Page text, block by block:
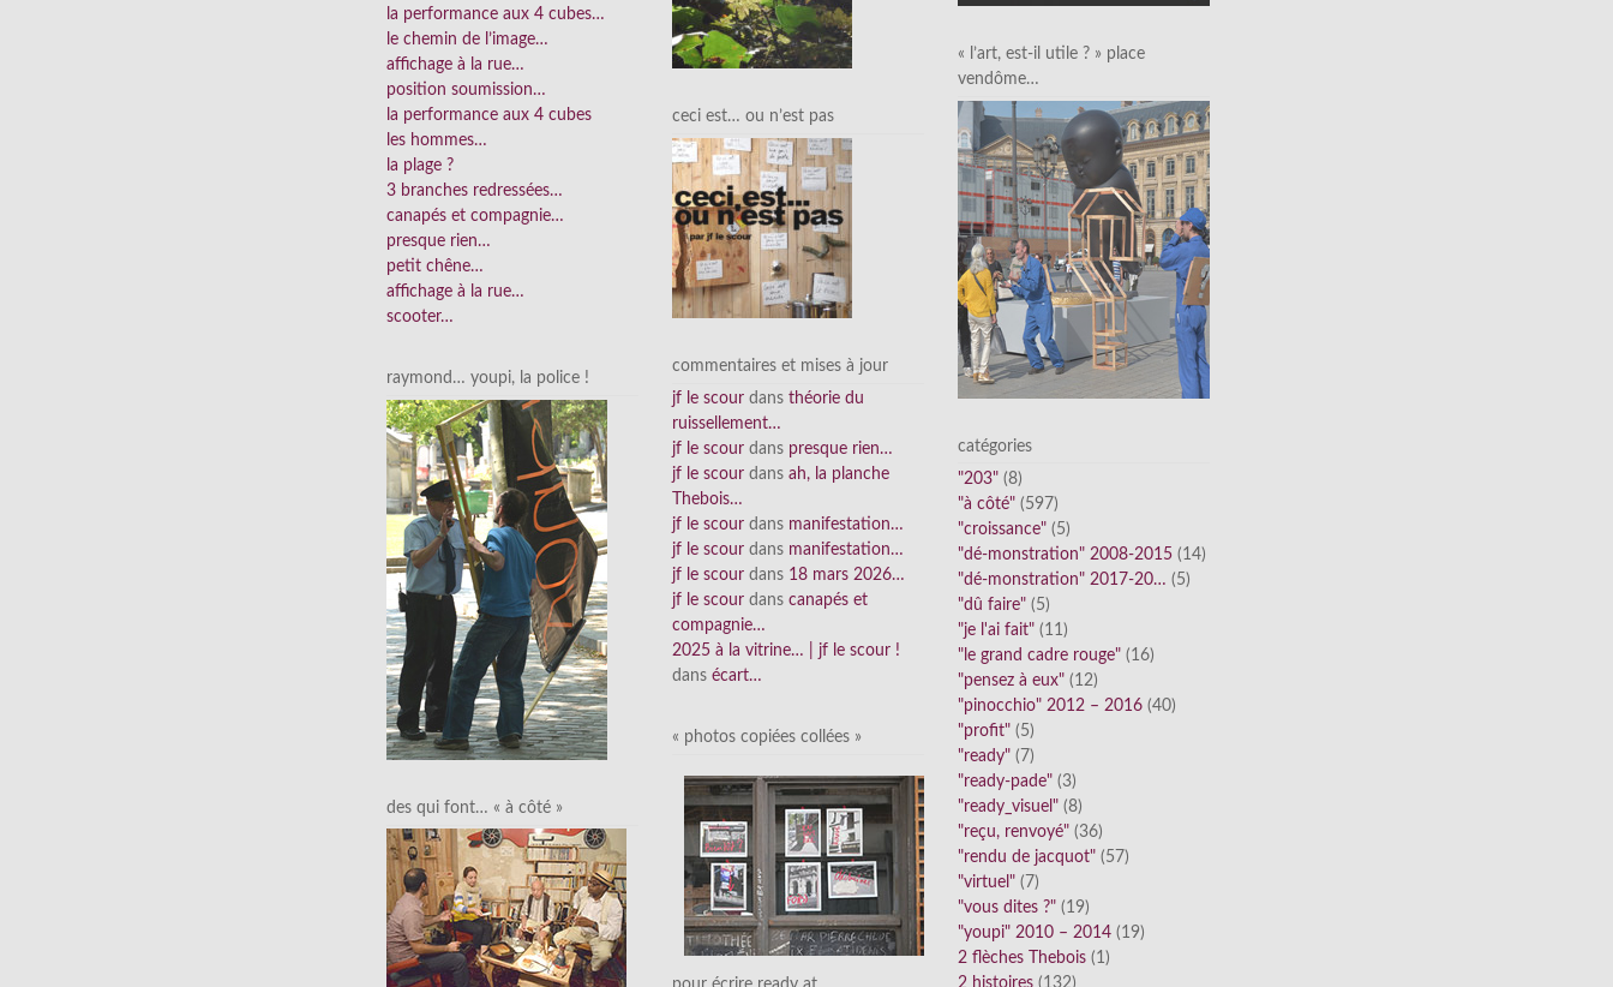
la performance aux 4 cubes…
le chemin de l’image…
affichage à la rue…
position soumission…
la performance aux 4 cubes
les hommes…
la plage ?
3 branches redressées…
canapés et compagnie…
presque rien…
petit chêne…
affichage à la rue…
scooter…
raymond… youpi, la police !
des qui font… « à côté »
ceci est… ou n’est pas
commentaires et mises à jour
jf le scour dans théorie du
ruissellement…
jf le scour dans presque rien…
jf le scour dans ah, la planche
Thebois…
jf le scour dans manifestation…
jf le scour dans manifestation…
jf le scour dans 18 mars 2026…
jf le scour dans canapés et
compagnie…
2025 à la vitrine… | jf le scour !
dans écart…
« photos copiées collées »
« l’art, est-il utile ? » place
vendôme…
catégories
"203" (8)
"à côté" (597)
"croissance" (5)
"dé-monstration" 2008-2015 (14)
"dé-monstration" 2017-20… (5)
"dû faire" (5)
"je l'ai fait" (11)
"le grand cadre rouge" (16)
"pensez à eux" (12)
"pinocchio" 2012 – 2016 (40)
"profit" (5)
"ready" (7)
"ready-pade" (3)
"ready_visuel" (8)
"reçu, renvoyé" (36)
"rendu de jacquot" (57)
"virtuel" (7)
"vous dites ?" (19)
"youpi" 2010 – 2014 (19)
2 flèches Thebois (1)